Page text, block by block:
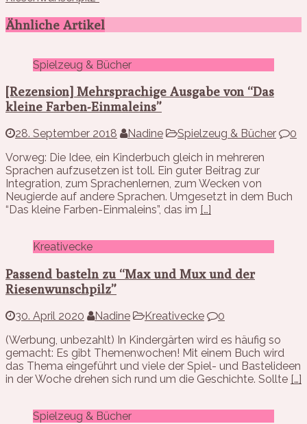
Ähnliche Artikel
Spielzeug & Bücher
[Rezension] Mehrsprachige Ausgabe von “Das
kleine Farben-Einmaleins”
28. September 2018 Nadine Spielzeug & Bücher
0
Vorweg: Die Idee, ein Kinderbuch gleich in mehreren
Sprachen aufzusetzen ist toll. Ein guter Beitrag zur
Integration, zum Sprachenlernen, zum Wecken von
Neugierde auf andere Sprachen. Umgesetzt in dem Buch
“Das kleine Farben-Einmaleins”, das im […]
Kreativecke
Passend basteln zu “Max und Mux und der
Riesenwunschpilz”
30. April 2020 Nadine Kreativecke
0
(Werbung, unbezahlt) In Kindergärten wird es häufig so
gemacht: Es gibt Themenwochen! Mit einem Buch wird
das Thema eingeführt und viele der Spiel- und Bastelideen
in der Woche drehen sich rund um die Geschichte. Sollte […]
Spielzeug & Bücher